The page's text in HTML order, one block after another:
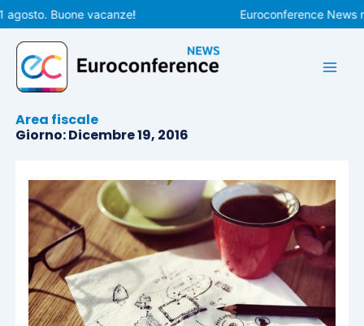
Vai
al
contenuto
Buone vacanze! Euroconference News
Area fiscale
Giorno: Dicembre 19, 2016